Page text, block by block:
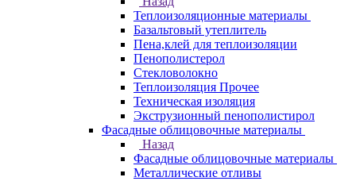
Теплоизоляционные материалы
Базальтовый утеплитель
Пена,клей для теплоизоляции
Пенополистерол
Стекловолокно
Теплоизоляция Прочее
Техническая изоляция
Экструзионный пенополистирол
Фасадные облицовочные материалы
Назад
Фасадные облицовочные материалы
Металлические отливы